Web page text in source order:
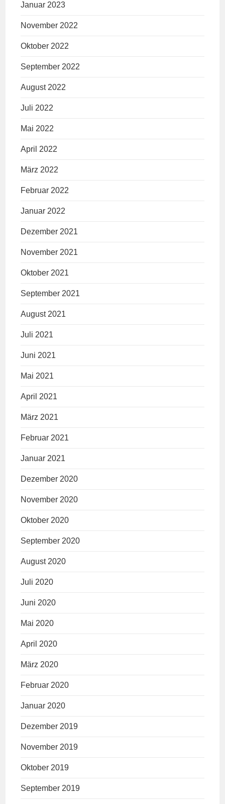
Januar 2023
November 2022
Oktober 2022
September 2022
August 2022
Juli 2022
Mai 2022
April 2022
März 2022
Februar 2022
Januar 2022
Dezember 2021
November 2021
Oktober 2021
September 2021
August 2021
Juli 2021
Juni 2021
Mai 2021
April 2021
März 2021
Februar 2021
Januar 2021
Dezember 2020
November 2020
Oktober 2020
September 2020
August 2020
Juli 2020
Juni 2020
Mai 2020
April 2020
März 2020
Februar 2020
Januar 2020
Dezember 2019
November 2019
Oktober 2019
September 2019